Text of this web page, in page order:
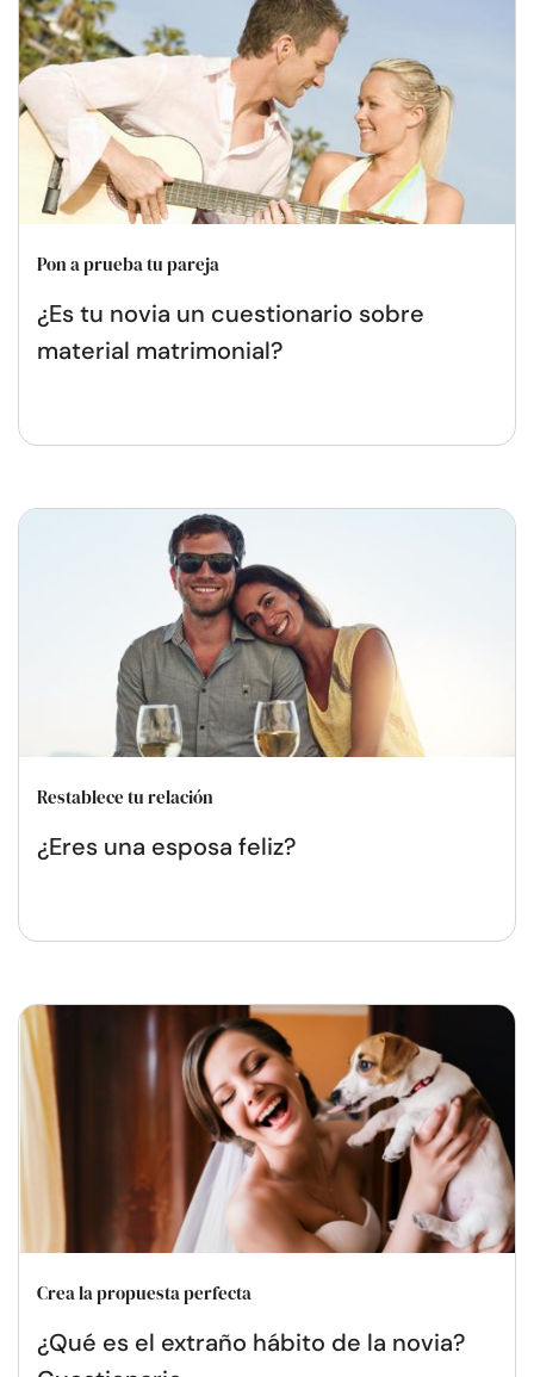
Pon a prueba tu pareja
¿Es tu novia un cuestionario sobre
material matrimonial?
Restablece tu relación
¿Eres una esposa feliz?
Crea la propuesta perfecta
¿Qué es el extraño hábito de la novia?